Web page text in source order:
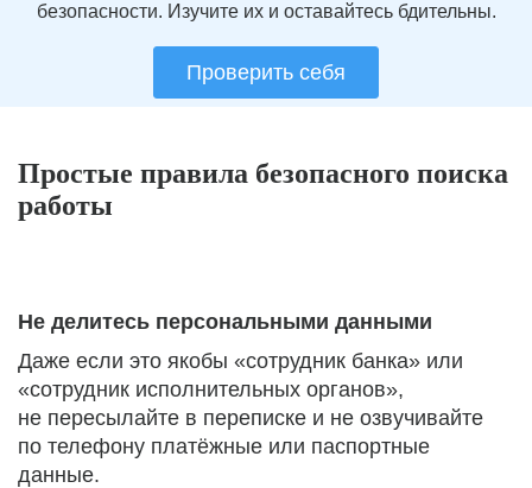
безопасности. Изучите их и оставайтесь бдительны.
Проверить себя
Простые правила безопасного поиска
работы
Не делитесь персональными данными
Даже если это якобы «сотрудник банка» или
«сотрудник исполнительных органов»,
не пересылайте в переписке и не озвучивайте
по телефону платёжные или паспортные
данные.